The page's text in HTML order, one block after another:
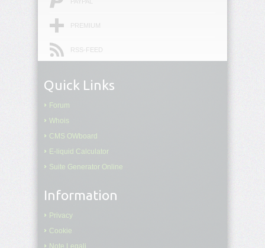
block
border-
border-
end
border-
end-
block-
end-
PREMIUM
RSS-FEED
Quick Links
Forum
Whois
CMS OWboard
E-liquid Calculator
Suite Generator Online
Information
Privacy
Cookie
Note Legali